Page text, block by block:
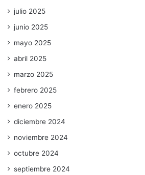
julio 2025
junio 2025
mayo 2025
abril 2025
marzo 2025
febrero 2025
enero 2025
diciembre 2024
noviembre 2024
octubre 2024
septiembre 2024